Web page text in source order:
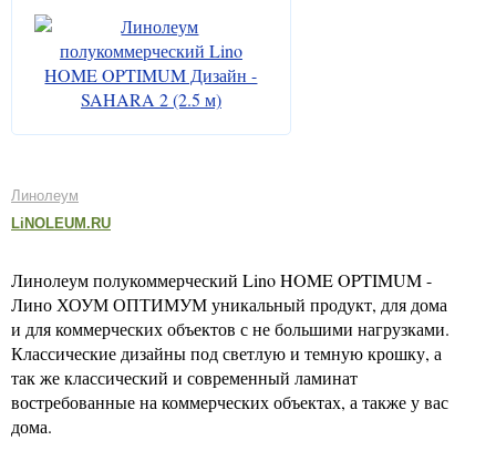
Линолеум
LiNOLEUM.RU
Линолеум полукоммерческий Lino HOME OPTIMUM -
Лино ХОУМ ОПТИМУМ уникальный продукт, для дома
и для коммерческих объектов с не большими нагрузками.
Классические дизайны под светлую и темную крошку, а
так же классический и современный ламинат
востребованные на коммерческих объектах, а также у вас
дома.